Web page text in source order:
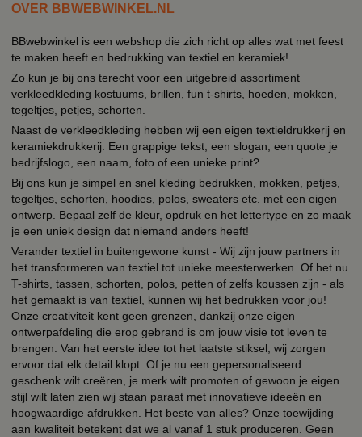
OVER BBWEBWINKEL.NL
BBwebwinkel is een webshop die zich richt op alles wat met feest
te maken heeft en bedrukking van textiel en keramiek!
Zo kun je bij ons terecht voor een uitgebreid assortiment
verkleedkleding kostuums, brillen, fun t-shirts, hoeden, mokken,
tegeltjes, petjes, schorten.
Naast de verkleedkleding hebben wij een eigen textieldrukkerij en
keramiekdrukkerij. Een grappige tekst, een slogan, een quote je
bedrijfslogo, een naam, foto of een unieke print?
Bij ons kun je simpel en snel kleding bedrukken, mokken, petjes,
tegeltjes, schorten, hoodies, polos, sweaters etc. met een eigen
ontwerp. Bepaal zelf de kleur, opdruk en het lettertype en zo maak
je een uniek design dat niemand anders heeft!
Verander textiel in buitengewone kunst - Wij zijn jouw partners in
het transformeren van textiel tot unieke meesterwerken. Of het nu
T-shirts, tassen, schorten, polos, petten of zelfs koussen zijn - als
het gemaakt is van textiel, kunnen wij het bedrukken voor jou!
Onze creativiteit kent geen grenzen, dankzij onze eigen
ontwerpafdeling die erop gebrand is om jouw visie tot leven te
brengen. Van het eerste idee tot het laatste stiksel, wij zorgen
ervoor dat elk detail klopt. Of je nu een gepersonaliseerd
geschenk wilt creëren, je merk wilt promoten of gewoon je eigen
stijl wilt laten zien wij staan paraat met innovatieve ideeën en
hoogwaardige afdrukken. Het beste van alles? Onze toewijding
aan kwaliteit betekent dat we al vanaf 1 stuk produceren. Geen